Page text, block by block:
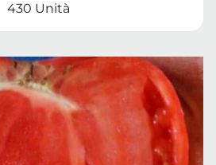
430 Unità